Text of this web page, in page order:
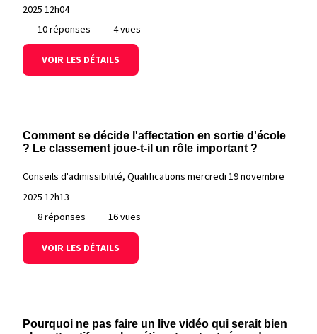
2025 12h04
10 réponses
4 vues
VOIR LES DÉTAILS
Comment se décide l'affectation en sortie d'école
? Le classement joue-t-il un rôle important ?
Conseils d'admissibilité, Qualifications mercredi 19 novembre
2025 12h13
8 réponses
16 vues
VOIR LES DÉTAILS
Pourquoi ne pas faire un live vidéo qui serait bien